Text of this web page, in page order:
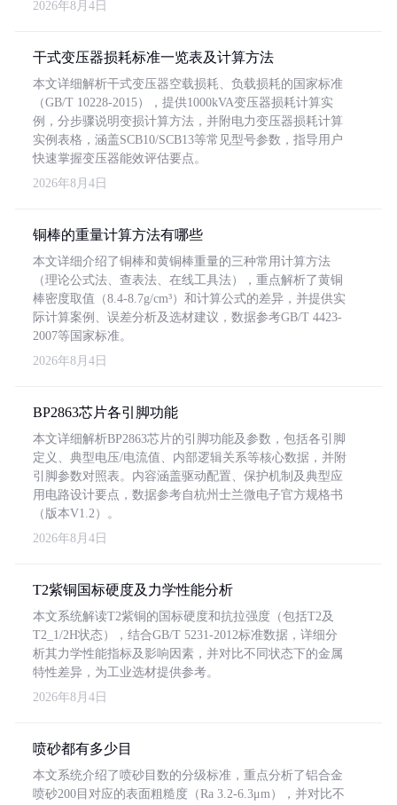
2026年8月4日
干式变压器损耗标准一览表及计算方法
本文详细解析干式变压器空载损耗、负载损耗的国家标准
（GB/T 10228-2015），提供1000kVA变压器损耗计算实
例，分步骤说明变损计算方法，并附电力变压器损耗计算
实例表格，涵盖SCB10/SCB13等常见型号参数，指导用户
快速掌握变压器能效评估要点。
2026年8月4日
铜棒的重量计算方法有哪些
本文详细介绍了铜棒和黄铜棒重量的三种常用计算方法
（理论公式法、查表法、在线工具法），重点解析了黄铜
棒密度取值（8.4-8.7g/cm³）和计算公式的差异，并提供实
际计算案例、误差分析及选材建议，数据参考GB/T 4423-
2007等国家标准。
2026年8月4日
BP2863芯片各引脚功能
本文详细解析BP2863芯片的引脚功能及参数，包括各引脚
定义、典型电压/电流值、内部逻辑关系等核心数据，并附
引脚参数对照表。内容涵盖驱动配置、保护机制及典型应
用电路设计要点，数据参考自杭州士兰微电子官方规格书
（版本V1.2）。
2026年8月4日
T2紫铜国标硬度及力学性能分析
本文系统解读T2紫铜的国标硬度和抗拉强度（包括T2及
T2_1/2H状态），结合GB/T 5231-2012标准数据，详细分
析其力学性能指标及影响因素，并对比不同状态下的金属
特性差异，为工业选材提供参考。
2026年8月4日
喷砂都有多少目
本文系统介绍了喷砂目数的分级标准，重点分析了铝合金
喷砂200目对应的表面粗糙度（Ra 3.2-6.3μm），并对比不